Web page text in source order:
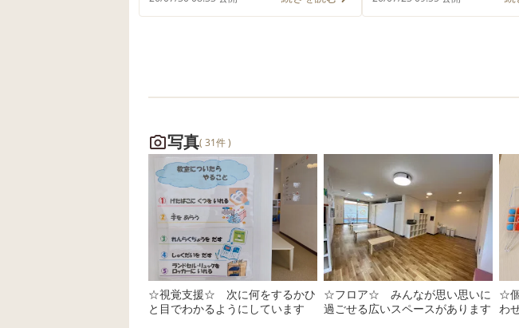
動すればよいかを、見て・触れ
こが危ないかな？」 「どうやって
ひとりが考えながら防災について
学びました。 避難時の行動につい
て考える○×クイズでは、 「わかん
ない！むずいー！」 「えー！そっ
ち!?」 「正解！やったー！」と大
盛り上がり✨ 楽しみながら正しい
知識を学び、防災への理解や意識
を深めることができました☺️ 体験
を通して学ぶことは、状況を理解
する力や判断力、そして「自分の
や映像、センサーなどの
身で体験してきました
と、子どもたちは目を輝
の中には、創造力や発想
する気持ちを育む仕掛け
んありました‼️ 夏休みは
かなかできない体験がで
な時間です😊 子どもた
てみたい！」を大切にし
さまざまな経験を通して
た！」や「楽しい！」を
行きたいと思います💪
写真( 31件 )
☆視覚支援☆ 次に何をするかひ
と目でわかるようにしています
☆フロア☆ みんなが思い思いに
過ごせる広いスペースがあります
☆
わ